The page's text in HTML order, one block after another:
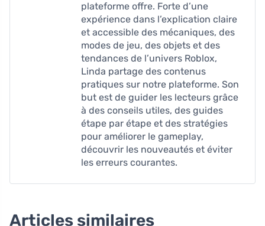
plateforme offre. Forte d’une
expérience dans l’explication claire
et accessible des mécaniques, des
modes de jeu, des objets et des
tendances de l’univers Roblox,
Linda partage des contenus
pratiques sur notre plateforme. Son
but est de guider les lecteurs grâce
à des conseils utiles, des guides
étape par étape et des stratégies
pour améliorer le gameplay,
découvrir les nouveautés et éviter
les erreurs courantes.
Articles similaires